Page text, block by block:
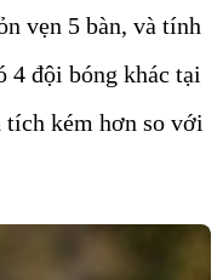
vẹn 5 bàn, và tính
4 đội bóng khác tại
tích kém hơn so với